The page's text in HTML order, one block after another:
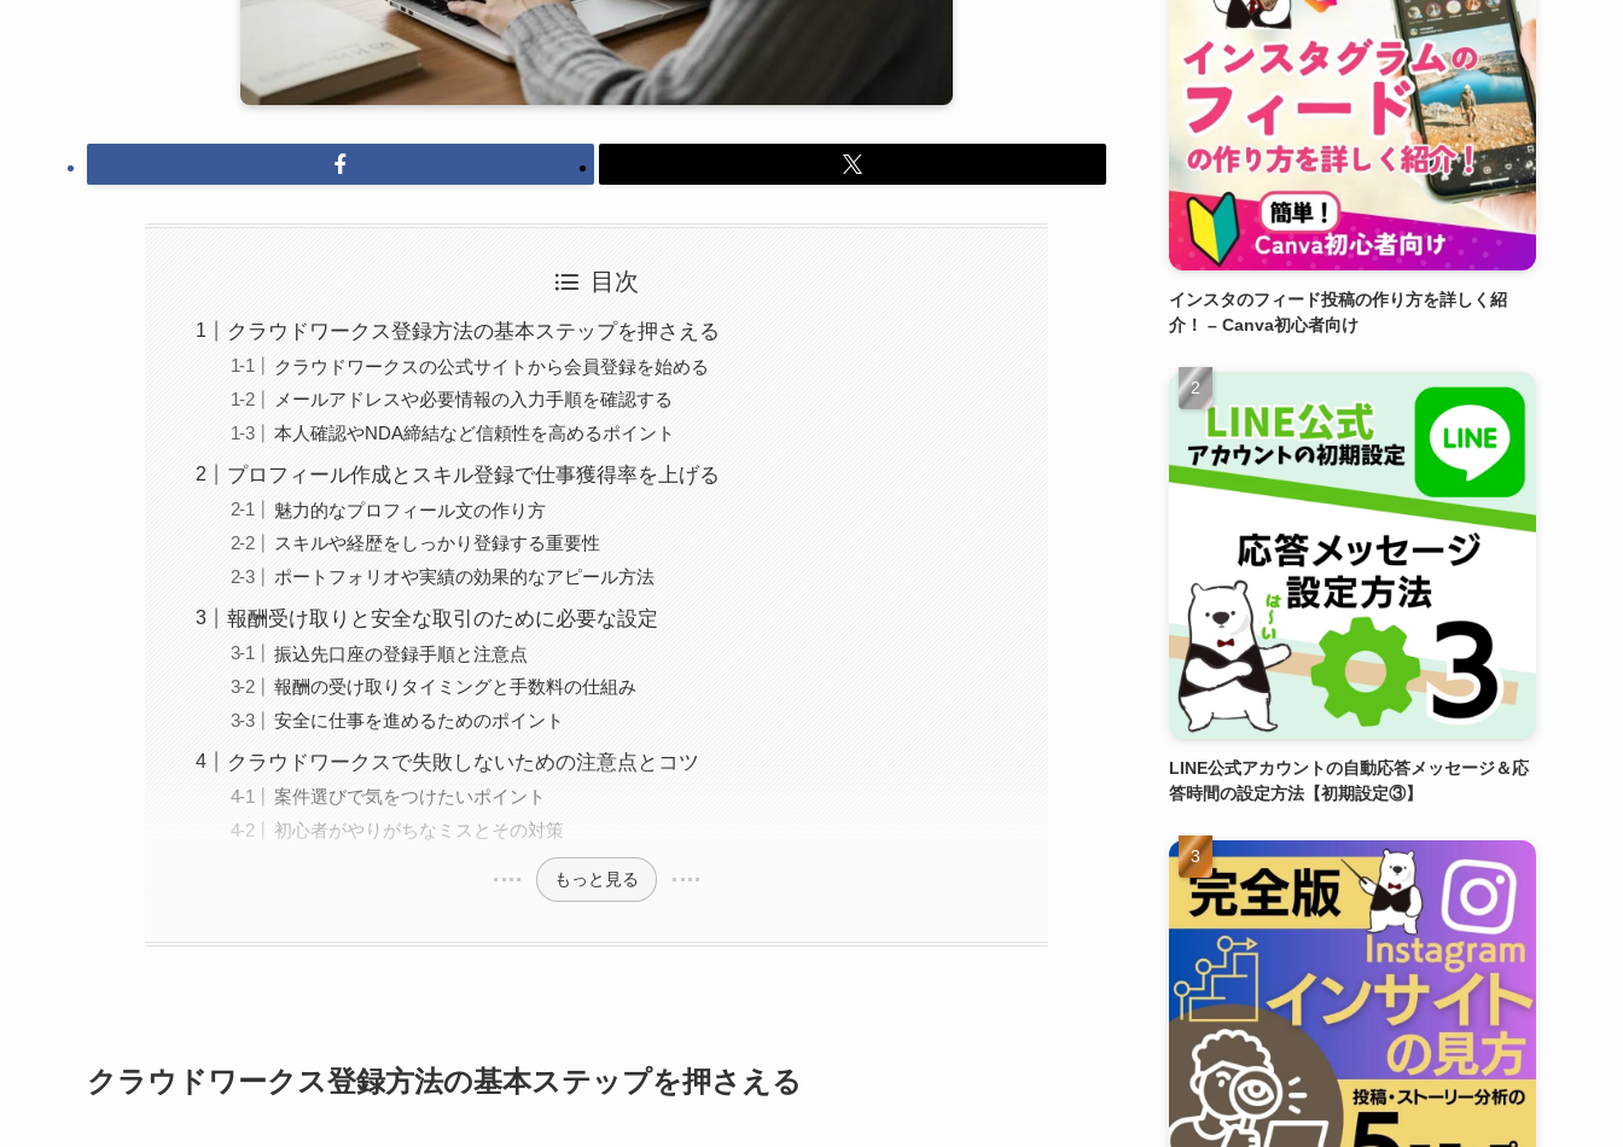
目次
クラウドワークス登録方法の基本ステップを押さえる
クラウドワークスの公式サイトから会員登録を始める
メールアドレスや必要情報の入力手順を確認する
本人確認やNDA締結など信頼性を高めるポイント
プロフィール作成とスキル登録で仕事獲得率を上げる
魅力的なプロフィール文の作り方
スキルや経歴をしっかり登録する重要性
ポートフォリオや実績の効果的なアピール方法
報酬受け取りと安全な取引のために必要な設定
振込先口座の登録手順と注意点
報酬の受け取りタイミングと手数料の仕組み
安全に仕事を進めるためのポイント
クラウドワークスで失敗しないための注意点とコツ
案件選びで気をつけたいポイント
初心者がやりがちなミスとその対策
もっと見る
クラウドワークス登録方法の基本ステップを押さえる
インスタのフィード投稿の作り方を詳しく紹
介！ – Canva初心者向け
LINE公式アカウントの自動応答メッセージ＆応
答時間の設定方法【初期設定③】